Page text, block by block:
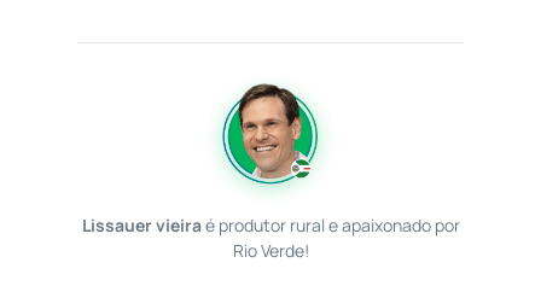
Lissauer vieiraé produtor rural e apaixonado por
Rio Verde!